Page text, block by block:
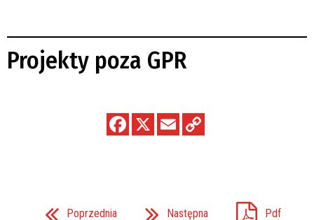
Projekty poza GPR
Poprzednia Następna Pdf